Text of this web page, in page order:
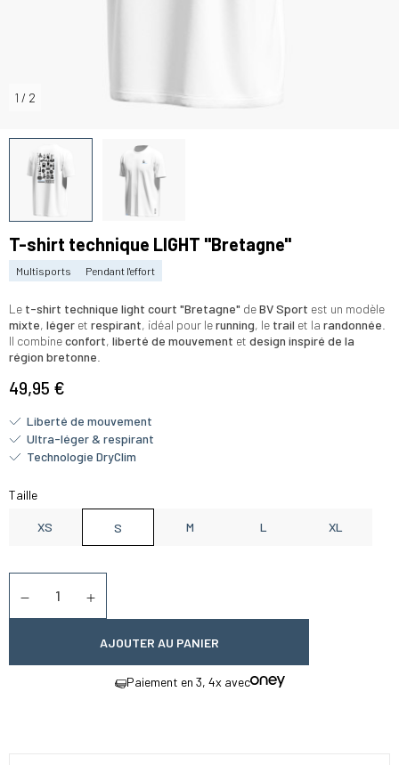
1 / 2
T-shirt technique LIGHT "Bretagne"
Multisports Pendant l'effort
Le t-shirt technique light court "Bretagne" deBV Sport est un modèle
mixte, léger et respirant, idéal pour lerunning, le trail et la randonnée
Il combineconfort, liberté de mouvement et design inspiré de la
région bretonne
49,95 €
Liberté de mouvement
Ultra-léger & respirant
Technologie DryClim
Taille
XS S M L XL
AJOUTER AU PANIER
Paiement en 3, 4x avec